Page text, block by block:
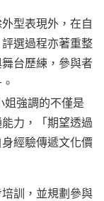
型表現外，在自
選過程亦著重整
台歷練，參與者
姐強調的不僅是
力，「期望透過
經驗傳遞文化價
訓，並規劃參與